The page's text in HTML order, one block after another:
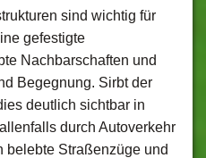
sind wichtig für
gefestigte
Nachbarschaften und
Begegnung. Sirbt der
deutlich sichtbar in
durch Autoverkehr
belebte Straßenzüge und